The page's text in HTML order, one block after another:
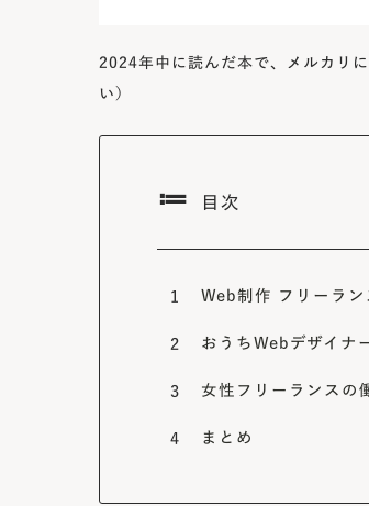
2024年中に読んだ本で、メルカリ
い）
目次
1 Web制作 フリーラ
2 おうちWebデザイナ
3 女性フリーランスの
4 まとめ